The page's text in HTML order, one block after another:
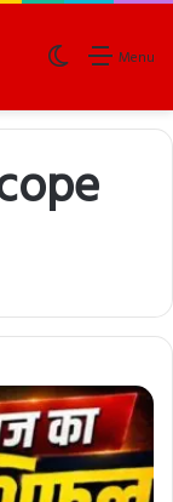
Menu
Switch skin